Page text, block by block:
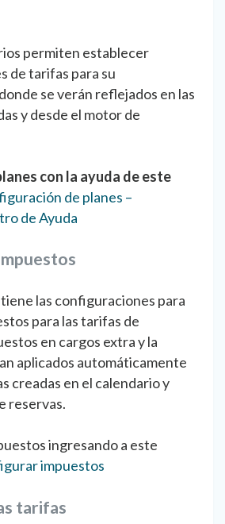
permiten establecer
de tarifas para su
se verán reflejados en las
y desde el motor de
con la ayuda de este
de planes –
de Ayuda
las configuraciones para
para las tarifas de
en cargos extra y la
aplicados automáticamente
creadas en el calendario y
reservas.
ingresando a este
impuestos
tarifas